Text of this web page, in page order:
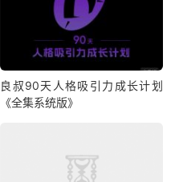
良叔90天人格吸引力成长计划
《全集系统版》